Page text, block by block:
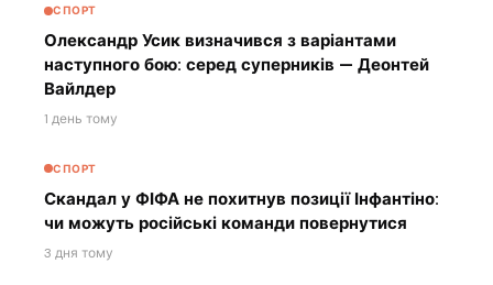
СПОРТ
Олександр Усик визначився з варіантами
наступного бою: серед суперників — Деонтей
Вайлдер
1 день тому
СПОРТ
Скандал у ФІФА не похитнув позиції Інфантіно:
чи можуть російські команди повернутися
3 дня тому